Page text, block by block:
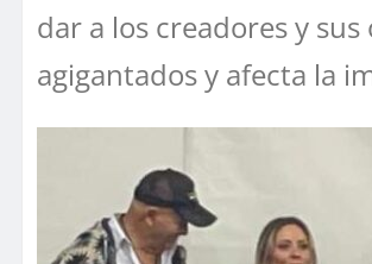
dar a los creadores y
agigantados y afecta la